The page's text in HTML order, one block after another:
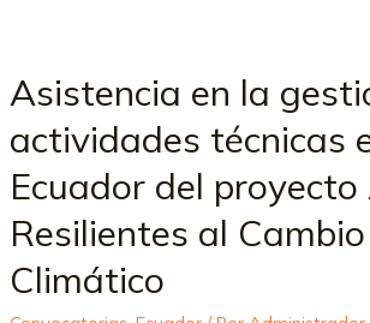
Asistencia en la
actividades técnicas
Ecuador del proyecto
Resilientes al Cambio
Climático